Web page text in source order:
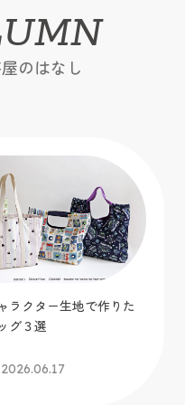
のはなし
ラクター生地で作りた
グ３選
2026.06.17